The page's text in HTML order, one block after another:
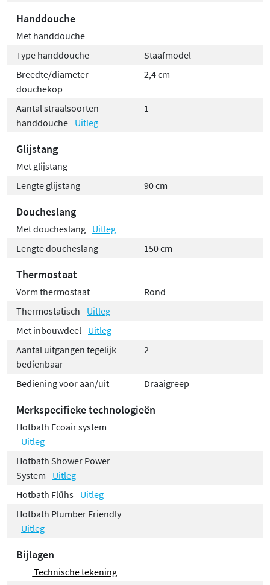
Handdouche
Met handdouche
Type handdouche
Staafmodel
Breedte/diameter
douchekop
2,4 cm
Aantal straalsoorten
handdouche Uitleg
1
Glijstang
Met glijstang
Lengte glijstang
90 cm
Doucheslang
Met doucheslang Uitleg
Lengte doucheslang
150 cm
Thermostaat
Vorm thermostaat
Rond
Thermostatisch
Uitleg
Met inbouwdeel
Uitleg
Aantal uitgangen tegelijk
bedienbaar
2
Bediening voor aan/uit Draaigreep
Merkspecifieke technologieën
Hotbath Ecoair system
Uitleg
Hotbath Shower Power
System
Uitleg
Hotbath Flühs Uitleg
Hotbath Plumber Friendly
Uitleg
Bijlagen
Technische tekening